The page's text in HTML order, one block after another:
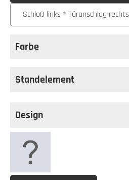
Schloß links * Türanschlag rechts
Farbe
Standelement
Design